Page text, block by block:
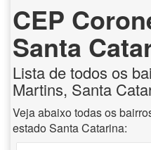
CEP
Santa
Lista de todos os
Martins, Santa
Veja abaixo todas os
estado Santa Catarina: